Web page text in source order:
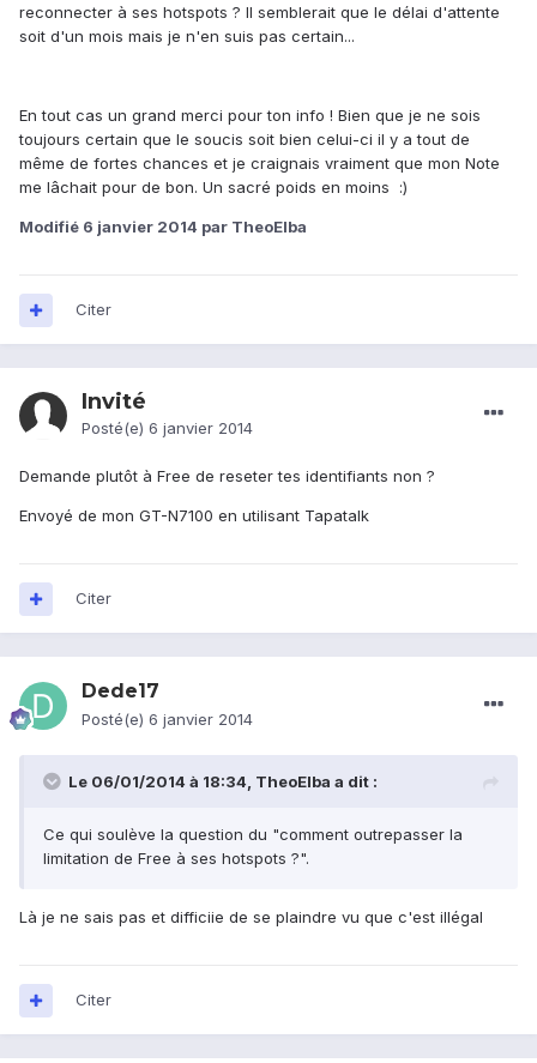
reconnecter à ses hotspots ? Il semblerait que le délai d'attente
soit d'un mois mais je n'en suis pas certain...
En tout cas un grand merci pour ton info ! Bien que je ne sois
toujours certain que le soucis soit bien celui-ci il y a tout de
même de fortes chances et je craignais vraiment que mon Note
me lâchait pour de bon. Un sacré poids en moins :)
Modifié 6 janvier 2014 par TheoElba
Citer
Invité
Posté(e) 6 janvier 2014
Demande plutôt à Free de reseter tes identifiants non ?
Envoyé de mon GT-N7100 en utilisant Tapatalk
Citer
Dede17
Posté(e) 6 janvier 2014
Le 06/01/2014 à 18:34, TheoElba a dit :
Ce qui soulève la question du "comment outrepasser la
limitation de Free à ses hotspots ?".
Là je ne sais pas et difficiie de se plaindre vu que c'est illégal
Citer